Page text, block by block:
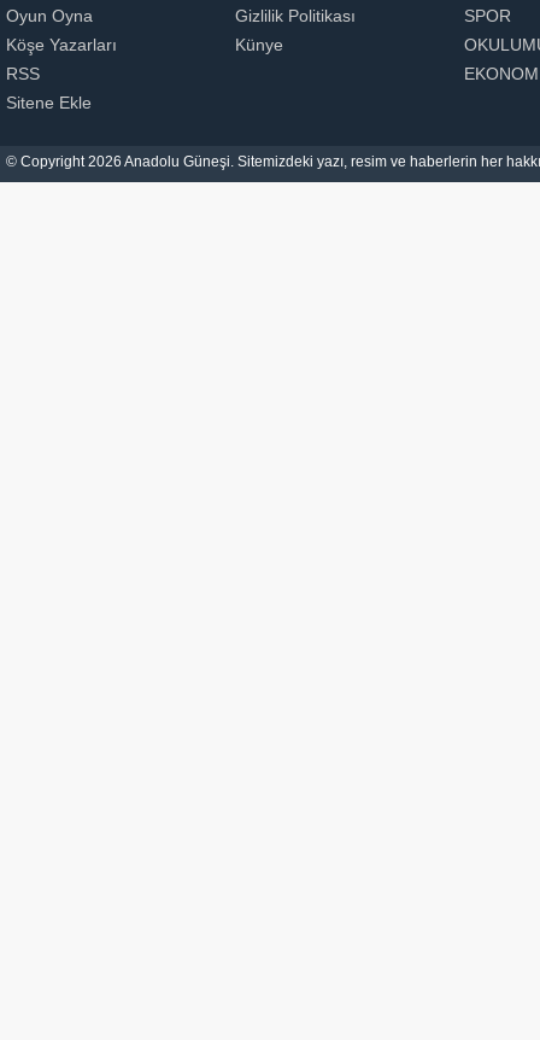
Oyun Oyna
Köşe Yazarları
RSS
Sitene Ekle
Gizlilik Politikası
Künye
SPOR
© Copyright 2026 Anadolu Güneşi. Sitemizdeki yazı, resim ve haberlerin her